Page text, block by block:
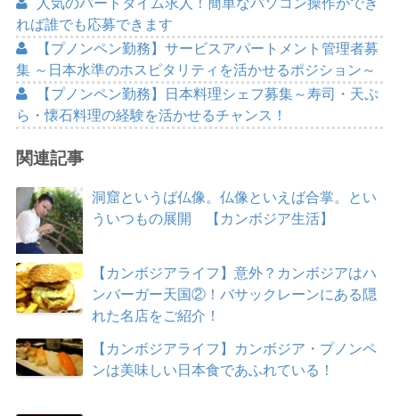
れば誰でも応募できます
【プノンペン勤務】サービスアパートメント管理者募
集 ～日本水準のホスピタリティを活かせるポジション～
【プノンペン勤務】日本料理シェフ募集～寿司・天ぷ
ら・懐石料理の経験を活かせるチャンス！
関連記事
洞窟というば仏像。仏像といえば合掌。とい
ういつもの展開 【カンボジア生活】
【カンボジアライフ】意外？カンボジアはハ
ンバーガー天国②！バサックレーンにある隠
れた名店をご紹介！
【カンボジアライフ】カンボジア・プノンペ
ンは美味しい日本食であふれている！